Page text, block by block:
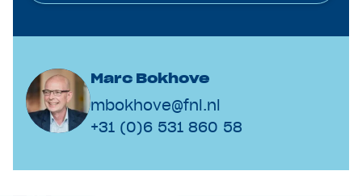
Marc Bokhove
mbokhove@fnl.nl
+31 (0)6 531 860 58